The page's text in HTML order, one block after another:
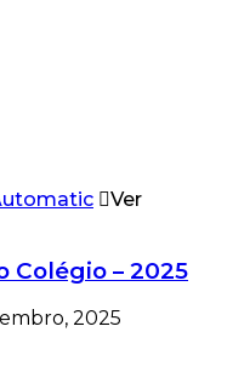
Ver
Colégio – 2025
2025